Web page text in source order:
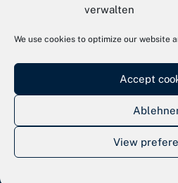
verwalten
We use cookies to optimize our website
Accept
View
Webseite TVS Gesamtverein
Kontakt